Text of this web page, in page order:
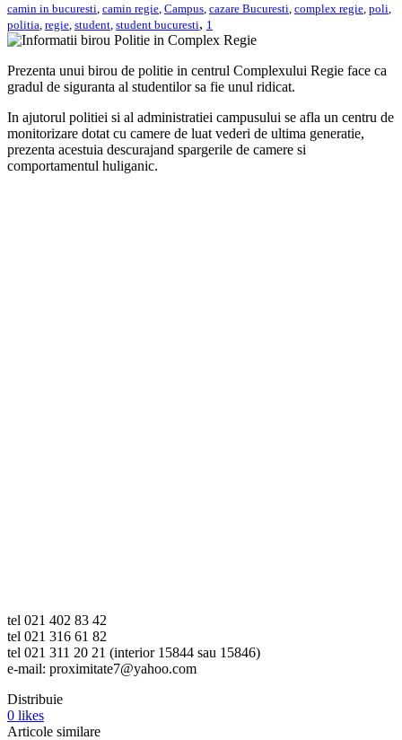
camin in bucuresti camin regie Campus cazare Bucuresti complex regie poli
politia regie student student bucuresti, 1
Prezenta unui birou de politie in centrul Complexului Regie face ca
gradul de siguranta al studentilor sa fie unul ridicat.
In ajutorul politiei si al administratiei campusului se afla un centru de
monitorizare dotat cu camere de luat vederi de ultima generatie,
prezenta acestuia descurajand spargerile de camere si
comportamentul huliganic.
tel 021 402 83 42
tel 021 316 61 82
tel 021 311 20 21 (interior 15844 sau 15846)
e-mail: proximitate7@yahoo.com
Distribuie
0 likes
Articole similare